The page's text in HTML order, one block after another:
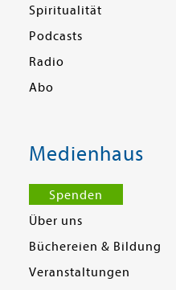
Spiritualität
Podcasts
Radio
Abo
Medienhaus
Spenden
Über uns
Büchereien & Bildung
Veranstaltungen